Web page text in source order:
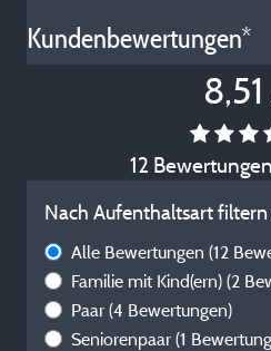
Kundenbewertungen*
8,51
12
Nach Aufenthaltsart filtern
Alle Bewertungen (12
Familie mit Kind(ern) (2
Paar (4 Bewertungen)
Seniorenpaar (1